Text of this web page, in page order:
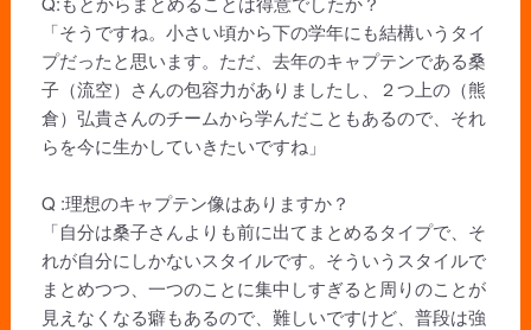
「そうですね。小さい頃から下の学年にも結構いうタイ
プだったと思います。ただ、去年のキャプテンである桑
子（流空）さんの包容力がありましたし、２つ上の（熊
倉）弘貴さんのチームから学んだこともあるので、それ
らを今に生かしていきたいですね」
Q :理想のキャプテン像はありますか？
「自分は桑子さんよりも前に出てまとめるタイプで、そ
れが自分にしかないスタイルです。そういうスタイルで
まとめつつ、一つのことに集中しすぎると周りのことが
見えなくなる癖もあるので、難しいですけど、普段は強